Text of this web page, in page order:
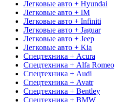
Легковые авто + Hyundai
Легковые авто + IM
Легковые авто + Infiniti
Легковые авто + Jaguar
Легковые авто + Jeep
Легковые авто + Kia
Спецтехника + Acura
Спецтехника + Alfa Romeo
Спецтехника + Audi
Спецтехника + Avatr
Спецтехника + Bentley
Спецтехника + BMW